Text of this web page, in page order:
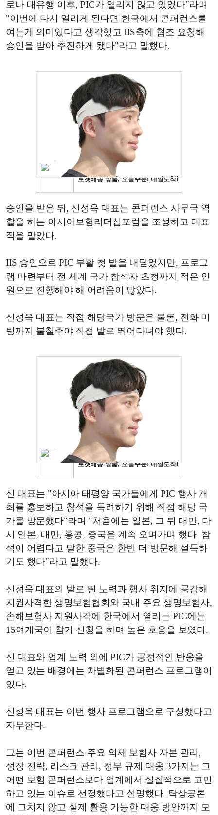
로나 대유행 이후, PIC가 열리지 않고 있었다"라며
"이번에 다시 열리게 된다면 한국에서 콘퍼런스를
여는게 의미있다고 생각했고 IIS측에 협조 요청해
승인을 받아 추진하게 됐다"라고 말했다.
승인을 받은 뒤, 신성욱 대표는 콘퍼런스 사무국 역
할을 하는 아시아보험리더십포럼을 조성하고 대표
직을 맡았다.
IIS 승인으로 PIC 부활 첫 발을 내딛었지만, 프로그
램 마련부터 전 세계 국가 참석자 초청까지 적은 인
원으로 진행해야 해 어려움이 많았다.
신성욱 대표는 직접 해당국가 방문은 물론, 전화 미
팅까지 불철주야 직접 발로 뛰어다녀야 했다.
신 대표는 "아시아 태평양 국가들에게 PIC 행사 개
최를 홍보하고 참석을 독려하기 위해 직접 해당 국
가를 방문했다"라며 "처음에는 일본, 그 뒤 대만, 다
시 일본, 대만, 홍콩, 중국을 계속 오며가며 했다. 참
석이 어렵다고 말한 중국은 한번 더 방문해 설득하
기도 했다"라고 말했다.
신성욱 대표의 발로 뛴 노력과 행사 취지에 공감해
지원사격한 생명보험협회와 국내 주요 생명보험사,
손해보험사 지원사격에 한국에서 열리는 PIC에는
15여개국이 참가 신청을 하며 높은 호응을 보였다.
신 대표와 업계 노력 외에 PIC가 긍정적인 반응을
얻고 있는 배경에는 차별화된 콘퍼런스 프로그램이
있다.
신성욱 대표는 이번 행사 프로그램으로 구성했다고
자부한다.
그는 이번 콘퍼런스 주요 의제 보험사 자본 관리,
성장 전략, 리스크 관리, 정부 규제 대응 3가지는 그
어떤 보험 콘퍼런스보다 업계에서 실질적으로 고민
하고 있는 이슈로 선정했다고 설명했다. 탁상공론
에 그치지 않고 실제 활용 가능한 대응 방안까지 모